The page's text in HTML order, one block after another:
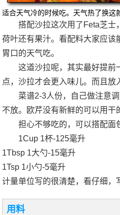
适合天气冷的时候吃。天气热了换这
搭配沙拉这次用了Feta芝士
荷叶还有果汁。看配料大家应该
胃口的天气吃。
这道沙拉呢，其实最好提前
点，沙拉才会更入味儿。而且放
菜谱2-3人份，自己做注意
不放。欧芹没有新鲜的可以用干
担心不够吃的，可以搭配面
1Cup 1杯-125毫升
1Tbsp 1大勺-15毫升
1Tsp 1小勺-5毫升
计量单位写的很清楚，看仔细，
用料